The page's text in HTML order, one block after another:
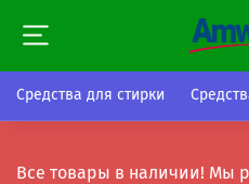
Средства для стирки
Все товары в наличии! Мы